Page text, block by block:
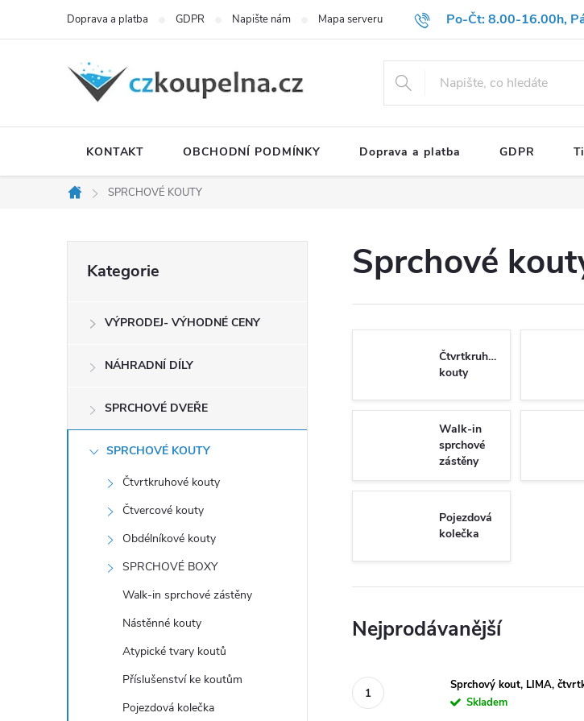
Po-Čt: 8.00-16.00h,
Doprava a platba GDPR Napište nám Mapa serveru Hodnocení obchodu
KONTAKT OBCHODNÍ PODMÍNKY Doprava a platba GDPR
Domů
SPRCHOVÉ KOUTY
r
kategorie
Kategorie
VÝPRODEJ- VÝHODNÉ CENY
NÁHRADNÍ DÍLY
SPRCHOVÉ DVEŘE
SPRCHOVÉ KOUTY
Čtvrtkruhové kouty
Čtvercové kouty
Obdélníkové kouty
SPRCHOVÉ BOXY
Walk-in sprchové zástěny
Nástěnné kouty
Atypické tvary koutů
Příslušenství ke koutům
Pojezdová kolečka
Sprchové
Čtvrtkruhové
kouty
Walk-in
sprchové
zástěny
Pojezdová
kolečka
Nejprodávanější
Sprchový kout, LIMA,
Skladem